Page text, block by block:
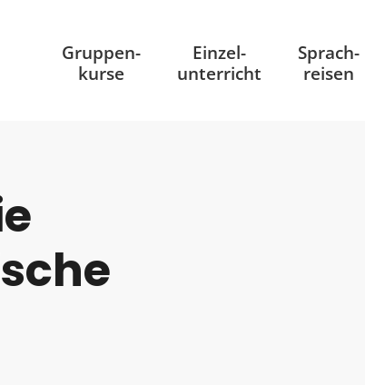
Gruppen-
kurse
Einzel-
unterricht
Sprach-
reisen